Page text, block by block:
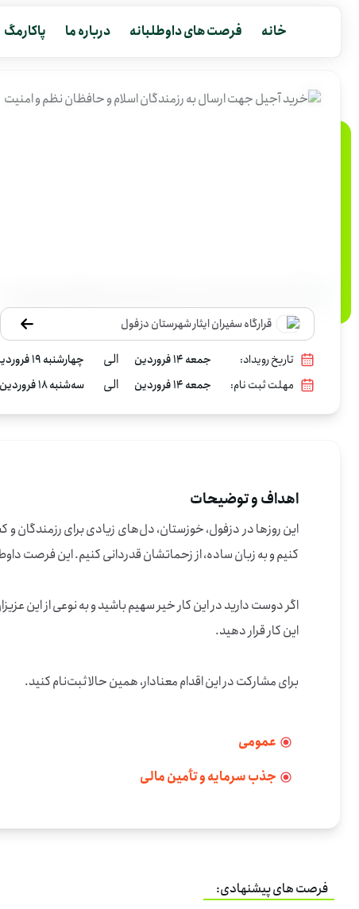
خانه فرصت های داوطلبانه درباره ما پاکارمگ
قرارگاه سفیران ایثار شهرستان دزفول
تاریخ رویداد: جمعه 14 فروردین الی
چهارشنبه 19 فروردین
مهلت ثبت نام:
جمعه 14 فروردین الی سه‌شنبه 18 فروردین
اهداف و توضیحات
اگر دوست دارید در این کار خیر سهیم باشید و به نوعی از این
برای مشارکت در این اقدام معنادار، همین حالا ثبت‌نام کنید.
عمومی
جذب سرمایه و تأمین مالی
فرصت های پیشنهادی: